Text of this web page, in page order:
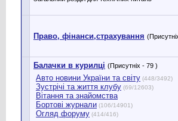
Право, фінанси,страхування
Балачки в курилці (Присутніх - 79 )
Авто новини України та світу (448/3492)
Зустрічі та життя клубу (69/12603)
Вітання та знайомства
Бортові журнали (106/14901)
Огляд форуму (414/416)